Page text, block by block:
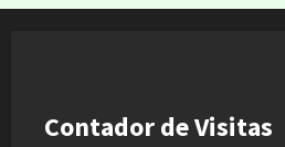
Contador de Visitas